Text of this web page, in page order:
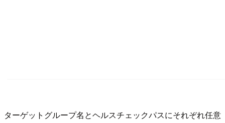
ターゲットグループ名とヘルスチェックパスにそれぞれ任意